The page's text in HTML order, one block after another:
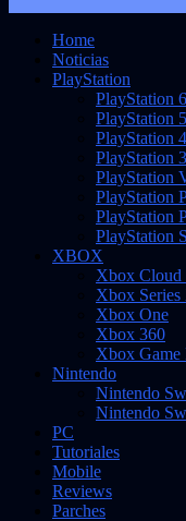
Home
Noticias
PlayStation
PlayStation 6
PlayStation 5
PlayStation 4
PlayStation 3
PlayStation
PlayStation
PlayStation
PlayStation
XBOX
Xbox Cloud
Xbox Series
Xbox One
Xbox 360
Xbox Game
Nintendo
Nintendo
Nintendo
PC
Tutoriales
Mobile
Reviews
Parches